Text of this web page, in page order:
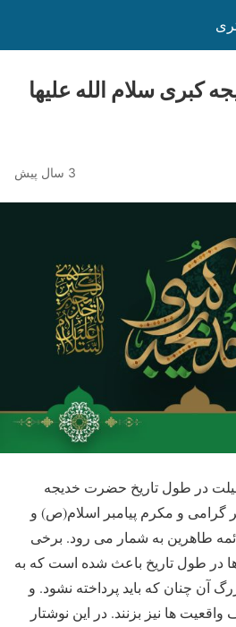
سلام الله علیها
3 سال پیش
در طول تاریخ حضرت خدیجه
و مکرم پیامبر اسلام(ص) و
طاهرین به شمار می رود. برخی
طول تاریخ باعث شده است که به
آن چنان که باید پرداخته نشود. و
ها نیز بزنند. در این نوشتار